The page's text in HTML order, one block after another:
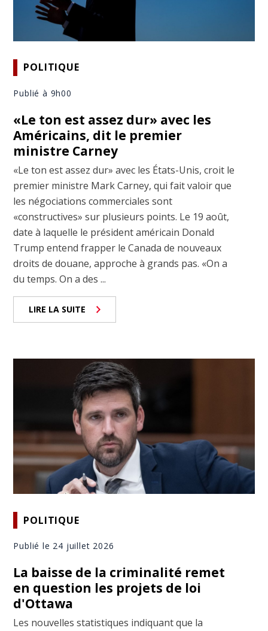
POLITIQUE
Publié à 9h00
«Le ton est assez dur» avec les
Américains, dit le premier
ministre Carney
«Le ton est assez dur» avec les États-Unis, croit le
premier ministre Mark Carney, qui fait valoir que
les négociations commerciales sont
«constructives» sur plusieurs points. Le 19 août,
date à laquelle le président américain Donald
Trump entend frapper le Canada de nouveaux
droits de douane, approche à grands pas. «On a
du temps. On a des ...
LIRE LA SUITE
POLITIQUE
Publié le 24 juillet 2026
La baisse de la criminalité remet
en question les projets de loi
d'Ottawa
Les nouvelles statistiques indiquant que la